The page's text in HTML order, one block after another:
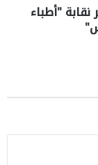
"أطباء